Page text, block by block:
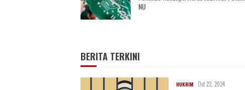
NU
BERITA TERKINI
HUKRIM Oct 22, 2024